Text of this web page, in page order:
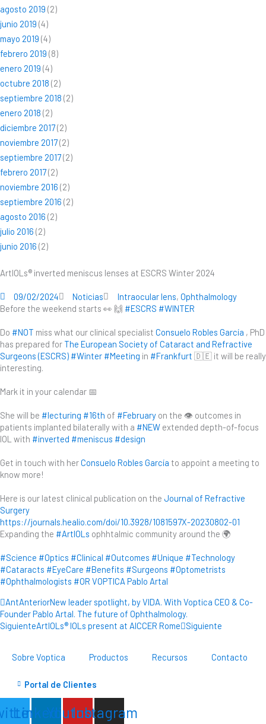
agosto 2019 (2)
junio 2019 (4)
mayo 2019 (4)
febrero 2019 (8)
enero 2019 (4)
octubre 2018 (2)
septiembre 2018 (2)
enero 2018 (2)
diciembre 2017(2)
noviembre 2017(2)
septiembre 2017(2)
febrero 2017(2)
noviembre 2016 (2)
septiembre 2016 (2)
agosto 2016 (2)
julio 2016 (2)
junio 2016 (2)
ArtIOLs® inverted meniscus lenses at ESCRS Winter 2024
09/02/2024 Noticias Intraocular lens, Ophthalmology
Before the weekend starts 👀 🙌 #ESCRS #WINTER
Do #NOT miss what our clinical specialist Consuelo Robles García , PhD
has prepared for The European Society of Cataract and Refractive
Surgeons (ESCRS) #Winter #Meeting in #Frankfurt 🇩🇪 it will be really
interesting.
Mark it in your calendar 📅
She will be #lecturing #16th of #February on the 👁 outcomes in
patients implanted bilaterally with a #NEW extended depth-of-focus
IOL with #inverted #meniscus #design
Get in touch with herConsuelo Robles García to appoint a meeting to
know more!
Here is our latest clinical publication on the Journal of Refractive
Surgery
https://journals.healio.com/doi/10.3928/1081597X-20230802-01
Expanding the #ArtIOLs ophhtalmic community around the 🌍
#Science #Optics #Clinical #Outcomes #Unique #Technology
#Cataracts #EyeCare #Benefits #Surgeons #Optometrists
#Ophthalmologists #OR VOPTICA Pablo Artal
AntAnteriorNew leader spotlight, by VIDA. With Voptica CEO & Co-
Founder Pablo Artal. The future of Ophthalmology.
SiguienteArtIOLs® IOLs present at AICCER Rome Siguiente
Sobre Voptica Productos Recursos Contacto
Portal de Clientes
LinkedinYoutubeInstagram